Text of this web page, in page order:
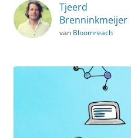
Tjeerd
Brenninkmeijer
van Bloomreach